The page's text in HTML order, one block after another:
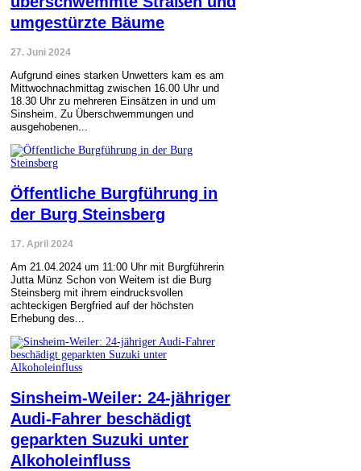
umgestürzte Bäume
27. Juni 2024
Aufgrund eines starken Unwetters kam es am
Mittwochnachmittag zwischen 16.00 Uhr und
18.30 Uhr zu mehreren Einsätzen in und um
Sinsheim. Zu Überschwemmungen und
ausgehobenen...
Öffentliche Burgführung in
der Burg Steinsberg
17. April 2024
Am 21.04.2024 um 11:00 Uhr mit Burgführerin
Jutta Münz Schon von Weitem ist die Burg
Steinsberg mit ihrem eindrucksvollen
achteckigen Bergfried auf der höchsten
Erhebung des...
Sinsheim-Weiler: 24-jähriger
Audi-Fahrer beschädigt
geparkten Suzuki unter
Alkoholeinfluss